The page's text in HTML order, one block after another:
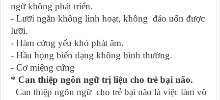
ngữ không phát triển.
- Lưỡi ngắn không linh hoạt, không đảo uốn được
lưỡi.
- Hàm cứng yếu khó phát âm.
- Hầu họng biến dạng không bình thường.
- Cơ miệng cứng
* Can thiệp ngôn ngữ trị liệu cho trẻ bại não.
Can thiệp ngôn ngữ cho trẻ bại não là việc làm vô